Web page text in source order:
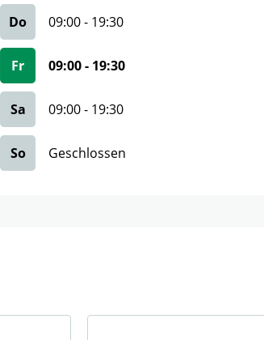
Do 09:00- 19:30
Fr 09:00- 19:30
Sa 09:00- 19:30
So Geschlossen